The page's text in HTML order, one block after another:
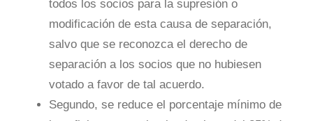
todos los socios para la supresión o
modificación de esta causa de separación,
salvo que se reconozca el derecho de
separación a los socios que no hubiesen
votado a favor de tal acuerdo.
Segundo, se reduce el porcentaje mínimo de